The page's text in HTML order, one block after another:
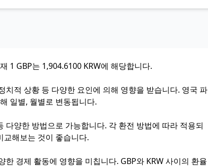
1 GBP는 1,904.6100 KRW에 해당합니다.
치적 상황 등 다양한 요인에 의해 영향을 받습니다. 영국 파
일별, 월별로 변동됩니다.
양한 방법으로 가능합니다. 각 환전 방법에 따라 적용되
교해보는 것이 좋습니다.
경제 활동에 영향을 미칩니다. GBP와 KRW 사이의 환율